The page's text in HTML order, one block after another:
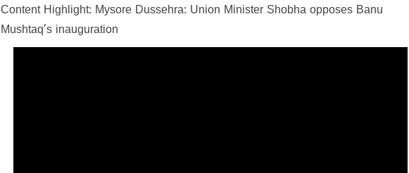
Content Highlight: Mysore Dussehra: Union Minister Shobha opposes Banu
Mushtaq’s inauguration